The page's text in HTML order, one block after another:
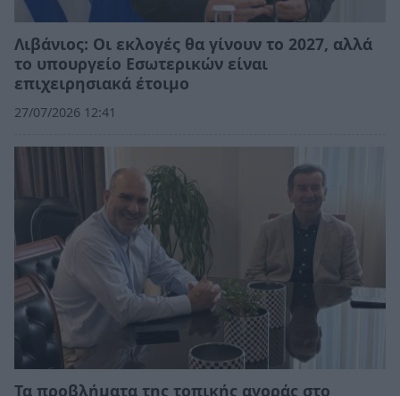
Λιβάνιος: Οι εκλογές θα γίνουν το 2027, αλλά
το υπουργείο Εσωτερικών είναι
επιχειρησιακά έτοιμο
27/07/2026 12:41
Τα προβλήματα της τοπικής αγοράς στο